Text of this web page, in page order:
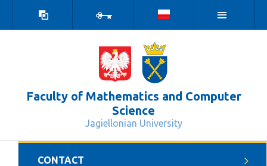
contrast
version
Faculty of Mathematics and Computer
Science
Jagiellonian University
site map - Wydział Matematyki i
CONTACT